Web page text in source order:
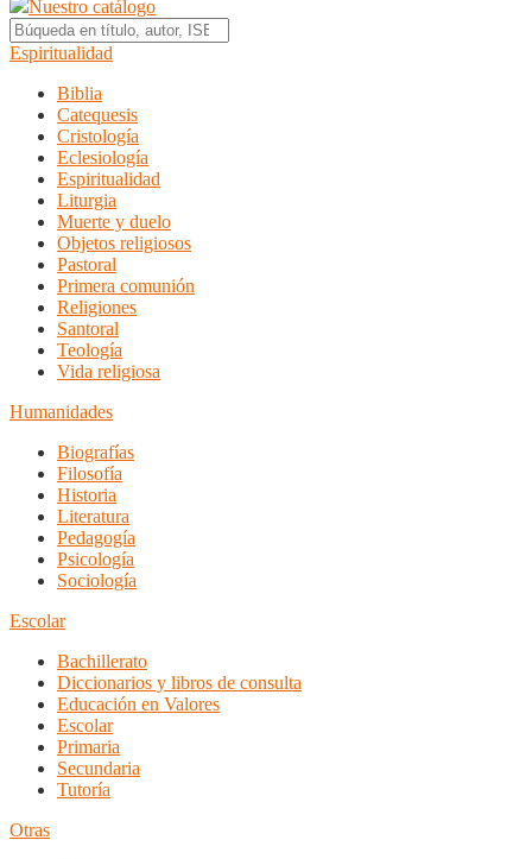
Nuestro catálogo
Espiritualidad
Biblia
Catequesis
Cristología
Eclesiología
Espiritualidad
Liturgia
Muerte y duelo
Objetos religiosos
Pastoral
Primera comunión
Religiones
Santoral
Teología
Vida religiosa
Humanidades
Biografías
Filosofía
Historia
Literatura
Pedagogía
Psicología
Sociología
Escolar
Bachillerato
Diccionarios y libros de consulta
Educación en Valores
Escolar
Primaria
Secundaria
Tutoría
Otras